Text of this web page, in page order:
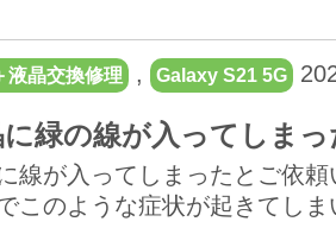
液晶交換修理 , Galaxy S21 5G
緑の線が入ってしま
線が入ってしまったとご依
このような症状が起きてし